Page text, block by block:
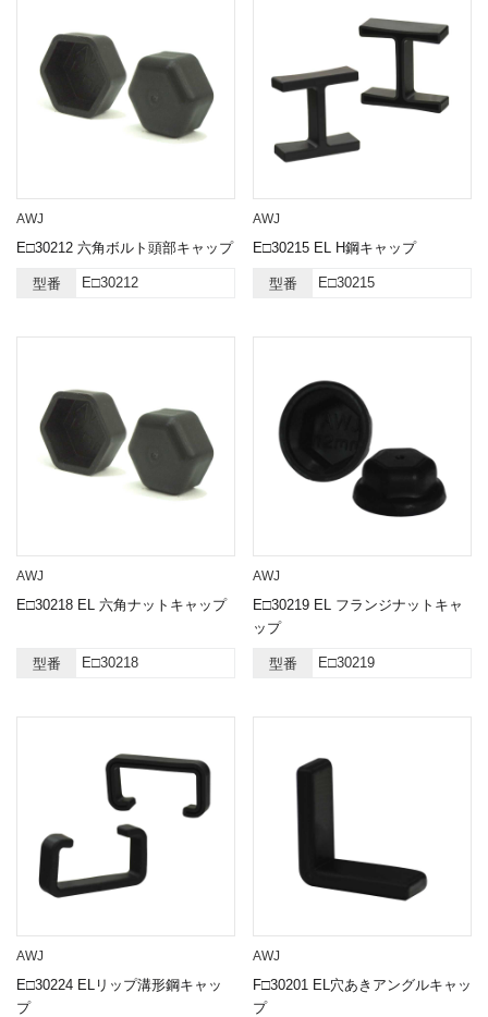
AWJ
E□30212 六角ボルト頭部キャップ
型番 E□30212
AWJ
E□30215 EL H鋼キャップ
型番 E□30215
AWJ
E□30218 EL 六角ナットキャップ
型番 E□30218
AWJ
E□30219 EL フランジナットキャ
ップ
型番 E□30219
AWJ
E□30224 ELリップ溝形鋼キャッ
プ
AWJ
F□30201 EL穴あきアングルキャッ
プ